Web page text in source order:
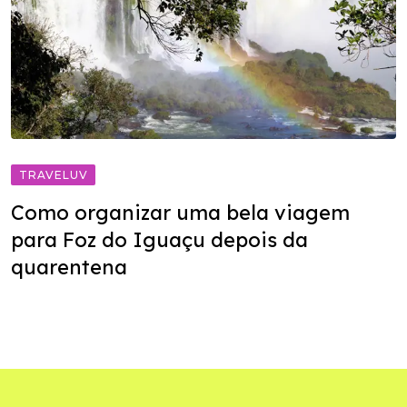
TRAVELUV
Como organizar uma bela viagem
para Foz do Iguaçu depois da
quarentena